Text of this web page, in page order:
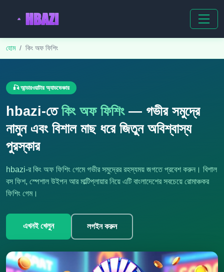
হোম কিং অফ ফিশিং
🎣 আন্ডারওয়াটার অ্যাডভেঞ্চার
hbazi-তেকিং অফ ফিশিং— গভীর সমুদ্রে
নামুন এবং বিশাল মাছ ধরে জিতুন অবিশ্বাস্য
পুরস্কার
hbazi-র কিং অফ ফিশিং গেমে গভীর সমুদ্রের রহস্যময় জগতে প্রবেশ করুন। বিশাল
বস ফিশ, স্পেশাল উইপন আর মাল্টিপ্লায়ার নিয়ে এটি বাংলাদেশের সবচেয়ে রোমাঞ্চকর
ফিশিং গেম।
এখনই খেলুন লগইন করুন